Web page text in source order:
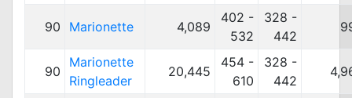
90 Marionette 4,089
402 -
532
328 -
442
90
Marionette
Ringleader
20,445
454 -
610
328 -
442